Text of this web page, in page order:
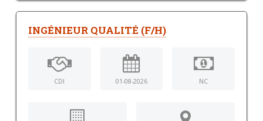
INGÉNIEUR QUALITÉ (F/H)
CDI 01-08-2026 NC